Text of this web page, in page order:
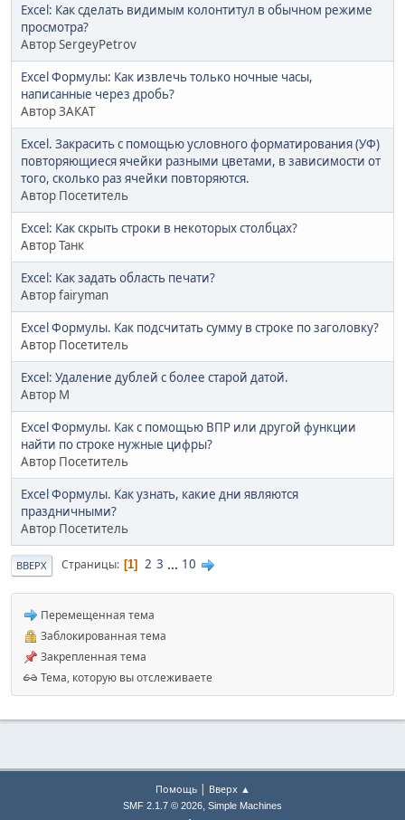
Excel: Как сделать видимым колонтитул в обычном режиме
просмотра?
Автор SergeyPetrov
Excel Формулы: Как извлечь только ночные часы,
написанные через дробь?
Автор ЗАКАТ
Excel. Закрасить с помощью условного форматирования (УФ)
повторяющиеся ячейки разными цветами, в зависимости от
того, сколько раз ячейки повторяются.
Автор Посетитель
Excel: Как скрыть строки в некоторых столбцах?
Автор Танк
Excel: Как задать область печати?
Автор fairyman
Excel Формулы. Как подсчитать сумму в строке по заголовку?
Автор Посетитель
Excel: Удаление дублей с более старой датой.
Автор М
Excel Формулы. Как с помощью ВПР или другой функции
найти по строке нужные цифры?
Автор Посетитель
Excel Формулы. Как узнать, какие дни являются
праздничными?
Автор Посетитель
ВВЕРХ Страницы 1 2 3 ... 10
Перемещенная тема
Заблокированная тема
Закрепленная тема
Тема, которую вы отслеживаете
Помощь| Вверх ▲
SMF 2.1.7 © 2026, Simple Machines